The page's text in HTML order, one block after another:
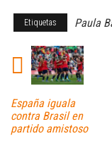
Etiquetas Paula
España iguala
contra Brasil en
partido amistoso